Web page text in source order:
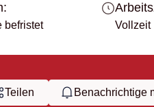
befristet Vollzeit
Teilen Benachrichtige